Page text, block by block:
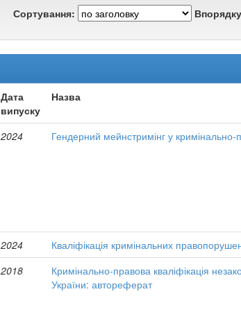
Сортування:
Дата
випуску
Назва
2024 Гендерний мейнстримінг у кримінально-
2024
Кваліфікація кримінальних
2018
Кримінально-правова кваліфікація
України: автореферат